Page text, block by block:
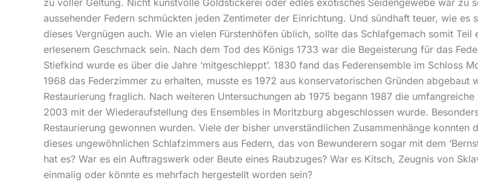
aussehender Federn schmückten jeden Zentimeter der Einrichtung. Und sündhaft teuer, wie
dieses Vergnügen auch. Wie an vielen Fürstenhöfen üblich, sollte das Schlafgemach somit
erlesenem Geschmack sein. Nach dem Tod des Königs 1733 war die Begeisterung für das
Stiefkind wurde es über die Jahre ‘mitgeschleppt’. 1830 fand das Federensemble im Schloss
1968 das Federzimmer zu erhalten, musste es 1972 aus konservatorischen Gründen
Restaurierung fraglich. Nach weiteren Untersuchungen ab 1975 begann 1987 die
2003 mit der Wiederaufstellung des Ensembles in Moritzburg abgeschlossen wurde.
Restaurierung gewonnen wurden. Viele der bisher unverständlichen Zusammenhänge
dieses ungewöhnlichen Schlafzimmers aus Federn, das von Bewunderern sogar mit dem
hat es? War es ein Auftragswerk oder Beute eines Raubzuges? War es Kitsch, Zeugnis von
einmalig oder könnte es mehrfach hergestellt worden sein?